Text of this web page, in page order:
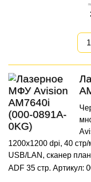
1200x1200 dpi, 40 стр/
USB/LAN, сканер
ADF 35 стр. Артикул: